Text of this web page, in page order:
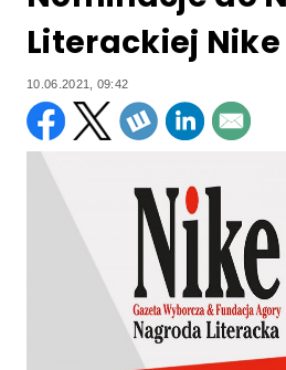
Literackiej Nike
10.06.2021, 09:42